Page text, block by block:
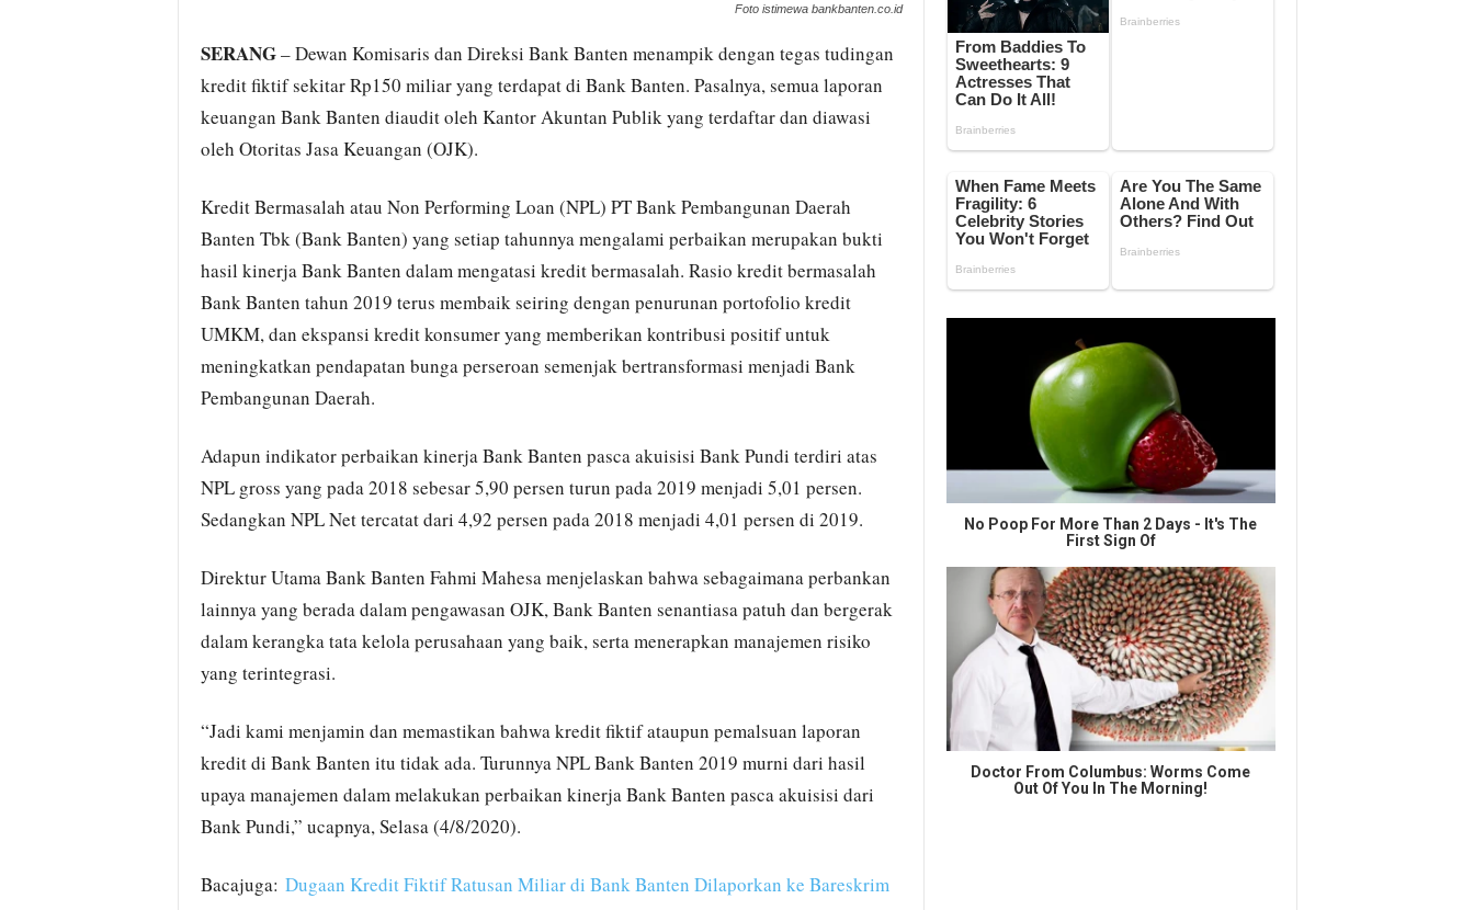
Foto istimewa bankbanten.co.id
SERANG– Dewan Komisaris dan Direksi Bank Banten menampik dengan tegas tudingan
kredit fiktif sekitar Rp150 miliar yang terdapat di Bank Banten. Pasalnya, semua laporan
keuangan Bank Banten diaudit oleh Kantor Akuntan Publik yang terdaftar dan diawasi
oleh Otoritas Jasa Keuangan (OJK).
Kredit Bermasalah atau Non Performing Loan (NPL) PT Bank Pembangunan Daerah
Banten Tbk (Bank Banten) yang setiap tahunnya mengalami perbaikan merupakan bukti
hasil kinerja Bank Banten dalam mengatasi kredit bermasalah. Rasio kredit bermasalah
Bank Banten tahun 2019 terus membaik seiring dengan penurunan portofolio kredit
UMKM, dan ekspansi kredit konsumer yang memberikan kontribusi positif untuk
meningkatkan pendapatan bunga perseroan semenjak bertransformasi menjadi Bank
Pembangunan Daerah.
Adapun indikator perbaikan kinerja Bank Banten pasca akuisisi Bank Pundi terdiri atas
NPL gross yang pada 2018 sebesar 5,90 persen turun pada 2019 menjadi 5,01 persen.
Sedangkan NPL Net tercatat dari 4,92 persen pada 2018 menjadi 4,01 persen di 2019.
Direktur Utama Bank Banten Fahmi Mahesa menjelaskan bahwa sebagaimana perbankan
lainnya yang berada dalam pengawasan OJK, Bank Banten senantiasa patuh dan bergerak
dalam kerangka tata kelola perusahaan yang baik, serta menerapkan manajemen risiko
yang terintegrasi.
“Jadi kami menjamin dan memastikan bahwa kredit fiktif ataupun pemalsuan laporan
kredit di Bank Banten itu tidak ada. Turunnya NPL Bank Banten 2019 murni dari hasil
upaya manajemen dalam melakukan perbaikan kinerja Bank Banten pasca akuisisi dari
Bank Pundi,” ucapnya, Selasa (4/8/2020).
Bacajuga: Dugaan Kredit Fiktif Ratusan Miliar di Bank Banten Dilaporkan ke Bareskrim
No Poop For More Than 2 Days - It's The
First Sign Of
Doctor From Columbus: Worms Come
Out Of You In The Morning!